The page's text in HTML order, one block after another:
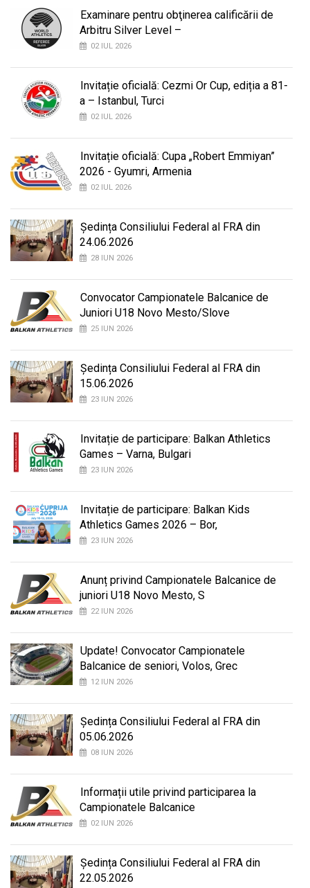
Examinare pentru obţinerea calificării de
Arbitru Silver Level –
02 IUL 2026
Invitație oficială: Cezmi Or Cup, ediția a 81-
a – Istanbul, Turci
02 IUL 2026
Invitație oficială: Cupa „Robert Emmiyan”
2026 - Gyumri, Armenia
02 IUL 2026
Ședința Consiliului Federal al FRA din
24.06.2026
28 IUN 2026
Convocator Campionatele Balcanice de
Juniori U18 Novo Mesto/Slove
25 IUN 2026
Ședința Consiliului Federal al FRA din
15.06.2026
23 IUN 2026
Invitație de participare: Balkan Athletics
Games – Varna, Bulgari
23 IUN 2026
Invitație de participare: Balkan Kids
Athletics Games 2026 – Bor,
23 IUN 2026
Anunț privind Campionatele Balcanice de
juniori U18 Novo Mesto, S
22 IUN 2026
Update! Convocator Campionatele
Balcanice de seniori, Volos, Grec
12 IUN 2026
Ședința Consiliului Federal al FRA din
05.06.2026
08 IUN 2026
Informații utile privind participarea la
Campionatele Balcanice
02 IUN 2026
Ședința Consiliului Federal al FRA din
22.05.2026